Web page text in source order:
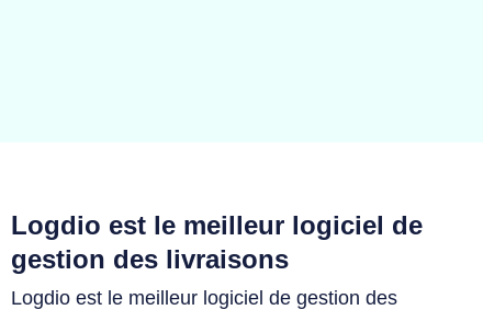
Logdio est le meilleur logiciel de
gestion des livraisons
Logdio est le meilleur logiciel de gestion des